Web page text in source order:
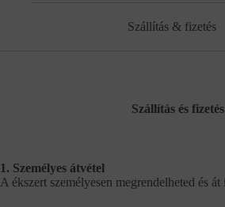
Szállítás & fizetés
Szállítás és fizetés
1. Személyes átvétel
A ékszert személyesen megrendelheted és